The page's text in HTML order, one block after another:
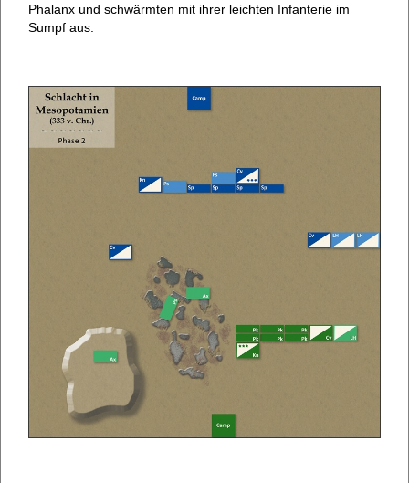
Phalanx und schwärmten mit ihrer leichten Infanterie im
Sumpf aus.